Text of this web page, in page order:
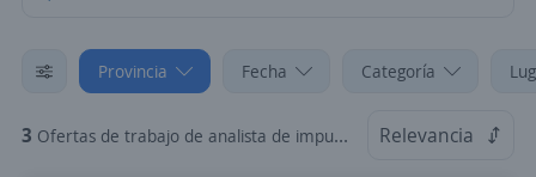
Provincia Fecha Categoría
3 Ofertas de trabajo de analista de impuestos en Salta Relevancia